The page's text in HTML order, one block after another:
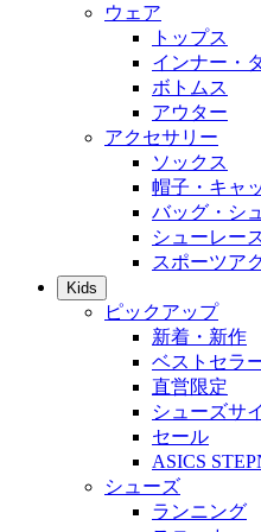
ウェア
トップス
インナー・
ボトムス
アウター
アクセサリー
ソックス
帽子・キャ
バッグ・シ
シューレー
スポーツア
Kids
ピックアップ
新着・新作
ベストセラ
直営限定
シューズサ
セール
ASICS
シューズ
ランニング